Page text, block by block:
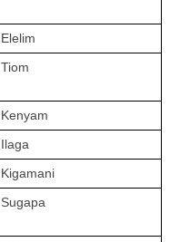
Elelim
Tiom
Kenyam
Ilaga
Kigamani
Sugapa